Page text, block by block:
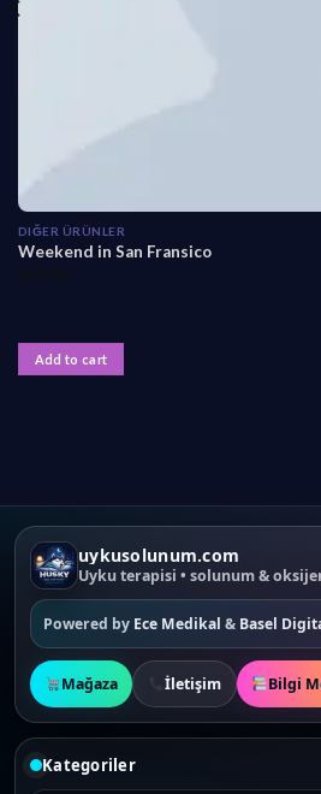
DIĞER ÜRÜNLER
Weekend in San Fransico
Add to cart
uykusolunum.com
Uyku terapisi • solunum &
Powered by Ece Medikal & Basel
Mağaza İletişim Bilgi
Kategoriler